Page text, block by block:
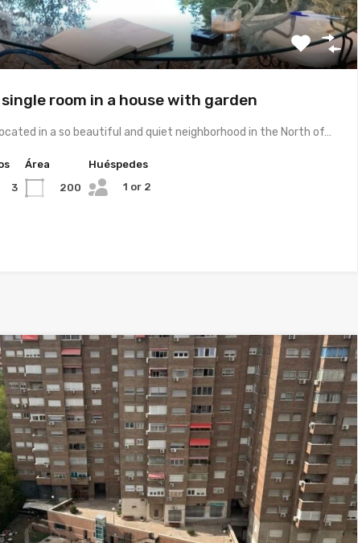
single room in a house with garden
in a so beautiful and quiet neighborhood in the North of…
3
Área
200
Huéspedes
1 or 2